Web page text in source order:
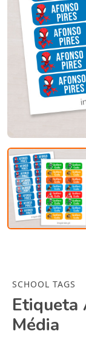
SCHOOL TAGS
Etiqueta
Média